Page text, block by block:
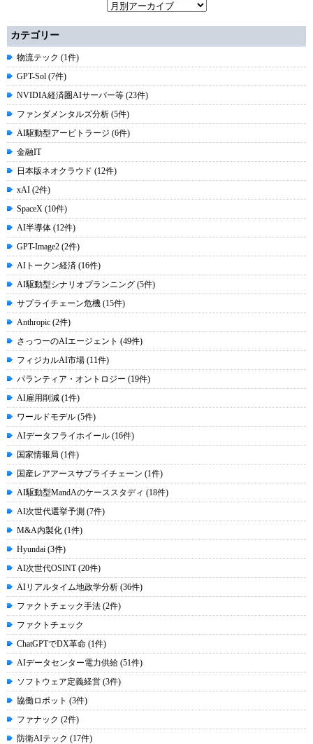
カテゴリー
物流テック (1件)
GPT-Sol (7件)
NVIDIA経済圏AIサーバー等 (23件)
ファンダメンタルズ分析 (5件)
AI駆動型アービトラージ (6件)
金融IT
日本版ネオクラウド (12件)
xAI (2件)
SpaceX (10件)
AI半導体 (12件)
GPT-Image2 (2件)
AIトークン経済 (16件)
AI駆動型シナリオプランニング (5件)
サプライチェーン危機 (15件)
Anthropic (2件)
さっつーのAIエージェント (49件)
フィジカルAI市場 (11件)
パランティア・オントロジー (19件)
AI雇用削減 (1件)
ワールドモデル (5件)
AIデータフライホイール (16件)
国家情報局 (1件)
国産レアアースサプライチェーン (1件)
AI駆動型MandAのケーススタディ (18件)
AI次世代選挙予測 (7件)
M&A内製化 (1件)
Hyundai (3件)
AI次世代OSINT (20件)
AIリアルタイム地政学分析 (36件)
ファクトチェック手法 (2件)
ファクトチェック
ChatGPTでDX革命 (1件)
AIデータセンター電力供給 (51件)
ソフトウェア定義経営 (3件)
協働ロボット (3件)
ファナック (2件)
防衛AIテック (17件)